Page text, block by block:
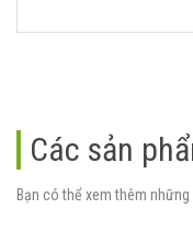
Các sản